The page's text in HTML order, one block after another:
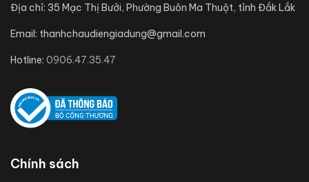
Địa chỉ: 35 Mạc Thị Bưởi, Phường Buôn Ma Thuột, tỉnh Đắk Lắk
Email: thanhchaudiengiadung@gmail.com
Hotline: 0906.47.35.47
Chính sách